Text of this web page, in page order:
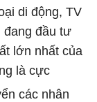
di động, TV
đang đầu tư
lớn nhất của
là cực
các nhân